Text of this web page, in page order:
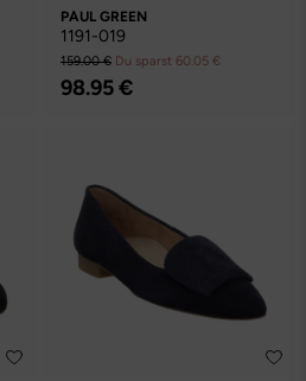
PAUL GREEN
1191-019
159.00 € Du sparst 60.05 €
98.95 €